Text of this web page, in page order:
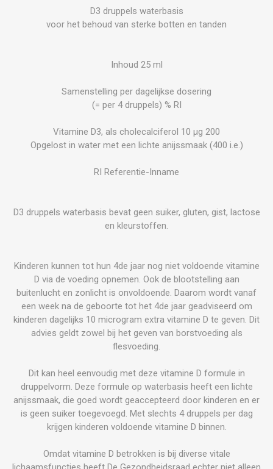
D3 druppels waterbasis
voor het behoud van sterke botten en tanden
Inhoud 25 ml
Samenstelling per dagelijkse dosering
(= per 4 druppels) % RI
Vitamine D3, als cholecalciferol 10 µg 200
Opgelost in water met een lichte anijssmaak (400 i.e.)
RI Referentie-Inname
D3 druppels waterbasis bevat geen suiker, gluten, gist, lactose
en kleurstoffen.
Kinderen kunnen tot hun 4de jaar nog niet voldoende vitamine
D via de voeding opnemen. Ook de blootstelling aan
buitenlucht en zonlicht is onvoldoende. Daarom wordt vanaf
een week na de geboorte tot het 4de jaar geadviseerd om
kinderen dagelijks 10 microgram extra vitamine D te geven. Dit
advies geldt zowel bij het geven van borstvoeding als
flesvoeding.
Dit kan heel eenvoudig met deze vitamine D formule in
druppelvorm. Deze formule op waterbasis heeft een lichte
anijssmaak, die goed wordt geaccepteerd door kinderen en er
is geen suiker toegevoegd. Met slechts 4 druppels per dag
krijgen kinderen voldoende vitamine D binnen.
Omdat vitamine D betrokken is bij diverse vitale